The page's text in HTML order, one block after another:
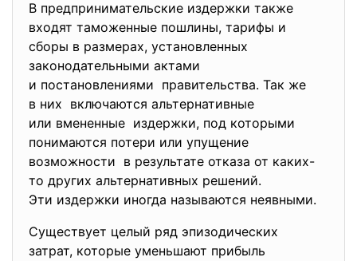
В предпринимательские издержки также
входят таможенные пошлины, тарифы и
сборы в размерах, установленных
законодательными актами
и постановлениями правительства. Так же
в них включаются альтернативные
или вмененные издержки, под которыми
понимаются потери или упущение
возможности в результате отказа от каких-
то других альтернативных решений.
Эти издержки иногда называются неявными.
Существует целый ряд эпизодических
затрат, которые уменьшают прибыль